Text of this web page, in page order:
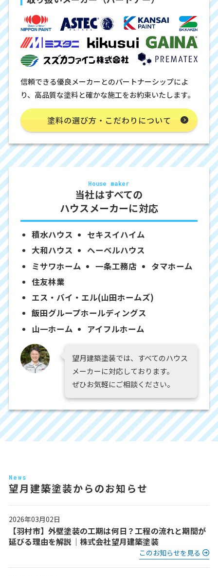
信頼できる優良メーカーとのパートナーシップによ
り、高品質な塗料と確かな施工をお約束いたします。
塗料の選び方・こだわりについて
House maker
当社はすべての
ハウスメーカーに対応
積水ハウス
セキスイハイム
大和ハウス
ヘーベルハウス
ミサワホーム
一条工務店
タマホーム
住友林業
エス・バイ・エル(山田ホームズ)
飯田グループホールディングス
山一ホーム
アイフルホーム
望月建築塗装では、すべてのハウス
メーカーに対応しております。
ぜひお気軽にご相談ください。
News
望月建築塗装からのお知らせ
2026年03月02日
【羽村市】外壁塗装の工期は何日？工程の流れと期間が
延びる理由を解説｜株式会社望月建築塗装
このお知らせを見る